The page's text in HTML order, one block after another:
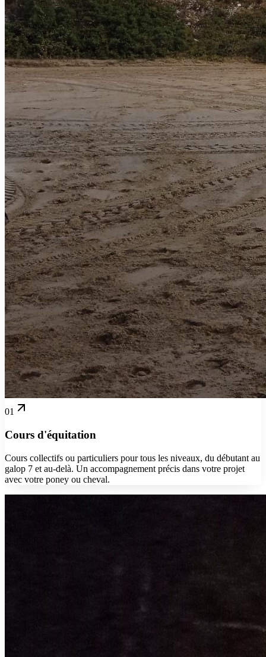
01
Cours d'équitation
Cours collectifs ou particuliers pour tous les niveaux, du débutant au
galop 7 et au-delà. Un accompagnement précis dans votre projet
avec votre poney ou cheval.